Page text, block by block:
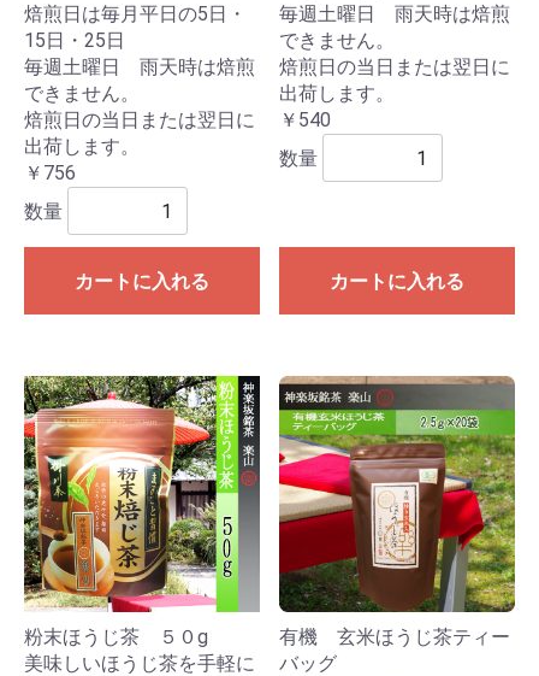
焙煎日は毎月平日の5日・
15日・25日
毎週土曜日 雨天時は焙煎
できません。
焙煎日の当日または翌日に
出荷します。
￥756
数量
カートに入れる
毎週土曜日 雨天時は焙煎
できません。
焙煎日の当日または翌日に
出荷します。
￥540
数量
カートに入れる
粉末ほうじ茶 ５０g
美味しいほうじ茶を手軽に
有機 玄米ほうじ茶ティー
バッグ